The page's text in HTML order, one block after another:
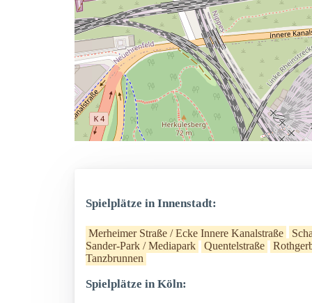
Spielplätze in Innenstadt:
Merheimer Straße / Ecke Innere Kanalstraße
Sander-Park / Mediapark
Quentelstraße
Tanzbrunnen
Spielplätze in Köln: